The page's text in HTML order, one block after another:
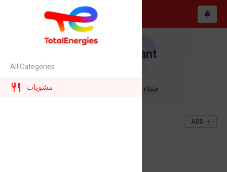
All Categories
مشويات
Rozana Restaurant
Rozana Resturant
قضاء الحمدانية , شارع الكازينوات
ADD